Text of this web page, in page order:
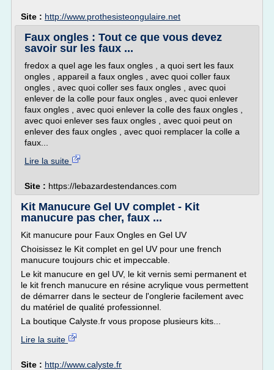
Site : http://www.prothesisteongulaire.net
Faux ongles : Tout ce que vous devez
savoir sur les faux ...
fredox a quel age les faux ongles , a quoi sert les faux
ongles , appareil a faux ongles , avec quoi coller faux
ongles , avec quoi coller ses faux ongles , avec quoi
enlever de la colle pour faux ongles , avec quoi enlever
faux ongles , avec quoi enlever la colle des faux ongles ,
avec quoi enlever ses faux ongles , avec quoi peut on
enlever des faux ongles , avec quoi remplacer la colle a
faux...
Lire la suite
Site : https://lebazardestendances.com
Kit Manucure Gel UV complet - Kit
manucure pas cher, faux ...
Kit manucure pour Faux Ongles en Gel UV
Choisissez le Kit complet en gel UV pour une french
manucure toujours chic et impeccable.
Le kit manucure en gel UV, le kit vernis semi permanent et
le kit french manucure en résine acrylique vous permettent
de démarrer dans le secteur de l'onglerie facilement avec
du matériel de qualité professionnel.
La boutique Calyste.fr vous propose plusieurs kits...
Lire la suite
Site : http://www.calyste.fr